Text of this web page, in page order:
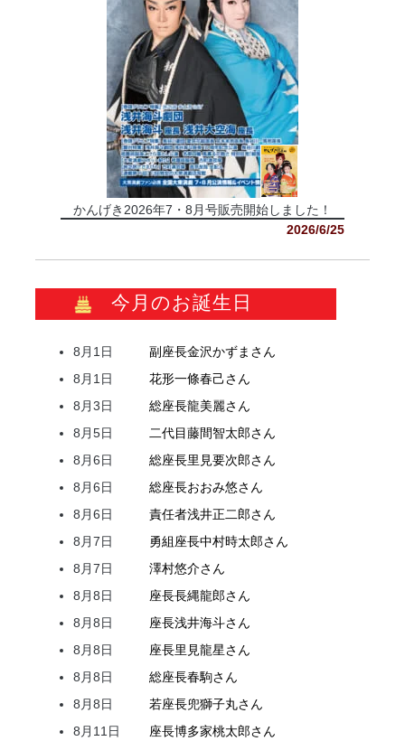
かんげき2026年7・8月号販売開始しました！
2026/6/25
今月のお誕生日
8月1日 副座長金沢かずま さん
8月1日
花形一條春己さん
8月3日
総座長龍美麗さん
8月5日
二代目藤間智太郎さん
8月6日
総座長里見要次郎さん
8月6日
総座長おおみ悠さん
8月6日
責任者浅井正二郎さん
8月7日
勇組座長中村時太郎さん
8月7日
澤村悠介さん
8月8日
座長長縄龍郎さん
8月8日
座長浅井海斗さん
8月8日
座長里見龍星さん
8月8日
総座長春駒さん
8月8日
若座長兜獅子丸さん
8月11日
座長博多家桃太郎さん